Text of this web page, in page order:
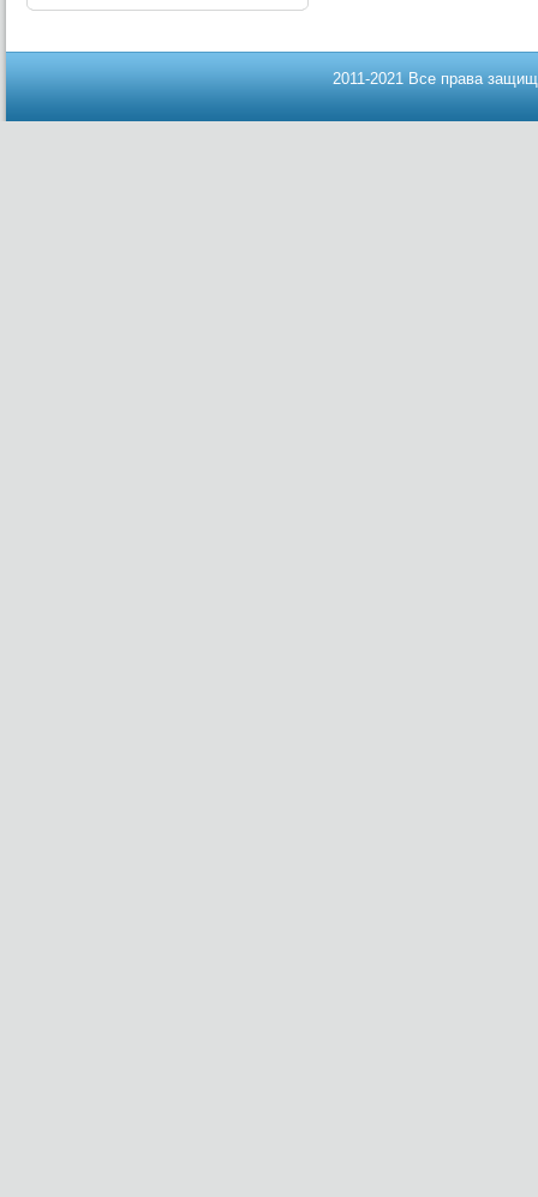
2011-2021 Все права